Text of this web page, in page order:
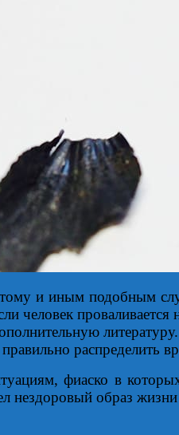
и иным подобным
человек
распределить
фиаско в
нездоровый образ